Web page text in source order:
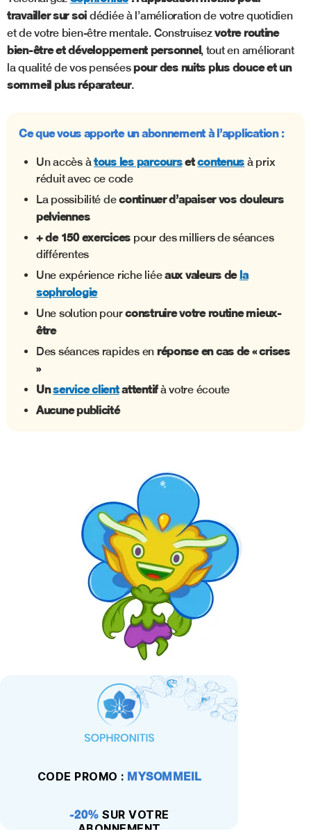
travailler sur soi dédiée à l’amélioration de votre quotidien
et de votre bien-être mentale. Construisezvotre routine
bien-être et développement personnel, tout en améliorant
la qualité de vos penséespour des nuits plus douce et un
sommeil plus réparateur.
CODE PROMO : MYSOMMEIL
-20% SUR VOTRE
ABONNEMENT
Ce que vous apporte un abonnement à l’application :
Un accès àtous les parcoursetcontenus à prix
réduit avec ce code
La possibilité decontinuer d’apaiser vos douleurs
pelviennes
+ de 150 exercices pour des milliers de séances
différentes
Une expérience riche liéeaux valeurs de la
sophrologie
Une solution pourconstruire votre routine mieux-
être
Des séances rapides en réponse en cas de « crises
»
Unservice clientattentifà votre écoute
Aucune publicité